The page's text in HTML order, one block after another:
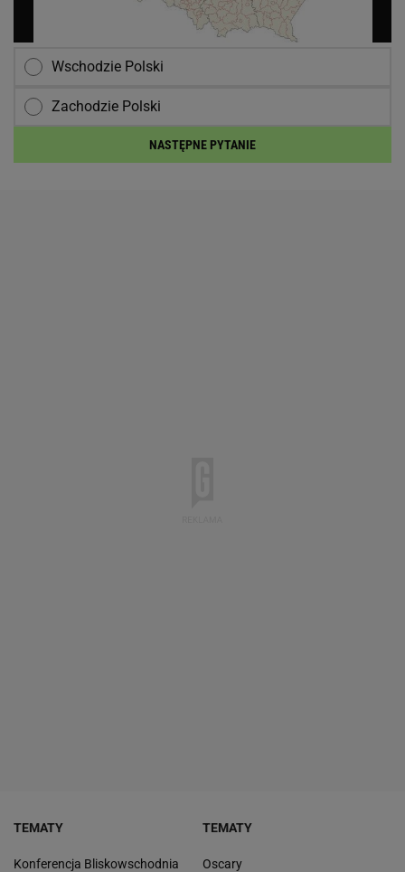
Wschodzie Polski
Zachodzie Polski
NASTĘPNE PYTANIE
TEMATY
Konferencja Bliskowschodnia
TEMATY
Oscary